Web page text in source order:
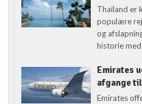
Thailand er
populære
og
historie
Emirates
afgange
Emirates